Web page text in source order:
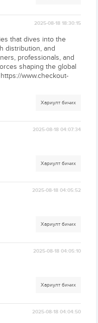
2025-08-18 18:30:15
that dives into the
distribution, and
professionals, and
shaping the global
www.checkout-
Хариулт бичих
2025-08-18 04:07:34
Хариулт бичих
2025-08-18 04:05:52
Хариулт бичих
2025-08-18 04:05:10
Хариулт бичих
2025-08-18 04:04:50